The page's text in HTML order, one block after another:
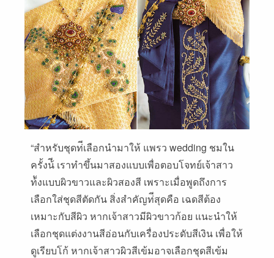
“สําหรับชุดท่ีเลือกนํามาให้ แพรว wedding ชมใน
ครั้งน้ี เราทําขึ้นมาสองแบบเพื่อตอบโจทย์เจ้าสาว
ท้ังแบบผิวขาวและผิวสองสี เพราะเมื่อพูดถึงการ
เลือกใส่ชุดสีตัดกัน สิ่งสําคัญท่ีสุดคือ เฉดสีต้อง
เหมาะกับสีผิว หากเจ้าสาวมีผิวขาวก้อย แนะนําให้
เลือกชุดแต่งงานสีอ่อนกับเครื่องประดับสีเงิน เพื่อให้
ดูเรียบโก้ หากเจ้าสาวผิวสีเข้มอาจเลือกชุดสีเข้ม